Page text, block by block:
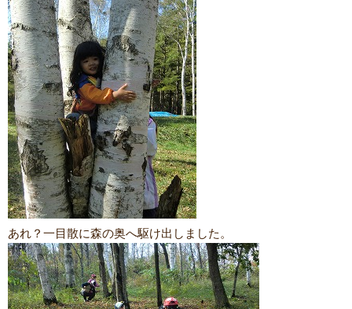
あれ？一目散に森の奥へ駆け出しました。